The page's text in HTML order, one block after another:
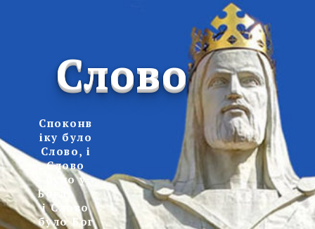
Слово
Споконв
іку було
Слово, і
Слово
було у
Бога,
і Слово
було Бог